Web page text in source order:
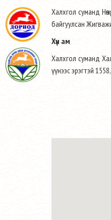
Халхгол суманд
байгуулсан
Хүн ам
Халхгол суманд
үүнээс эрэгтэй